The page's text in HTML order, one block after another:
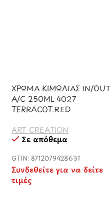
ΧΡΩΜΑ ΚΙΜΩΛΙΑΣ IN/OUT
A/C 250ML 4027
TERRACOT.RED
ART CREATION
Σε απόθεμα
GTIN: 8712079428631
Συνδεθείτε για να δείτε
τιμές